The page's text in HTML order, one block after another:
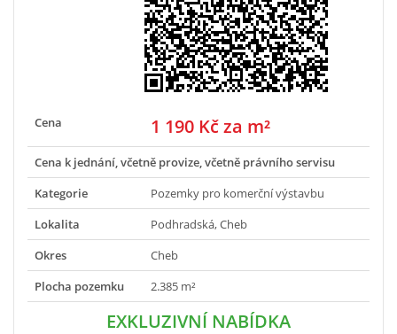
Cena 1 190 Kč za m²
Cena k jednání, včetně provize, včetně právního servisu
Kategorie
Pozemky pro komerční výstavbu
Lokalita
Podhradská, Cheb
Okres
Cheb
Plocha pozemku
2.385 m²
EXKLUZIVNÍ NABÍDKA